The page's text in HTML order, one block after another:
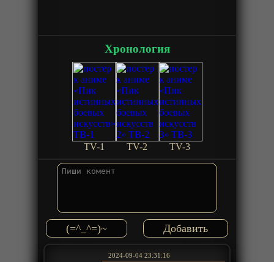
Хронология
TV-1 TV-2 TV-3
(=^_^=)~
2024-09-04 23:31:16